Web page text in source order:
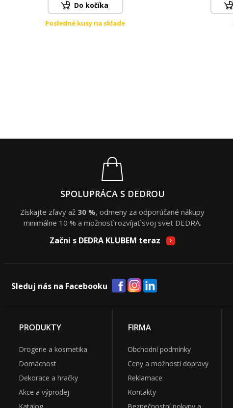
Do kočíka
Posledné kusy na sklade
SPOLUPRÁCA S DEDROU
Získajte zľavy až 30 %, odmeny za odporúčané nákupy
minimálne 10 % a možnosť rozvíjať svoj svet DEDRA.
Začni s DEDRA KLUBEM teraz
Sleduj nás na Facebooku
PRODUKTY
Drogerie a kosmetika
Domácnost
Dekorace a hračky
Akce a výprodej
FIRMA
Obchodní podmínky
Ceny a možnosti dopravy
Reklamace
Kontakty